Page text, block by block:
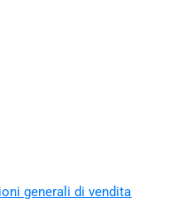
generali di vendita